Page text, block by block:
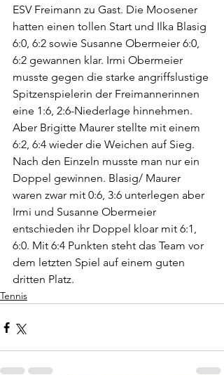
ESV Freimann zu Gast. Die Moosener
hatten einen tollen Start und Ilka Blasig
6:0, 6:2 sowie Susanne Obermeier 6:0,
6:2 gewannen klar. Irmi Obermeier
musste gegen die starke angriffslustige
Spitzenspielerin der Freimannerinnen
eine 1:6, 2:6-Niederlage hinnehmen.
Aber Brigitte Maurer stellte mit einem
6:2, 6:4 wieder die Weichen auf Sieg.
Nach den Einzeln musste man nur ein
Doppel gewinnen. Blasig/ Maurer
waren zwar mit 0:6, 3:6 unterlegen aber
Irmi und Susanne Obermeier
entschieden ihr Doppel kloar mit 6:1,
6:0. Mit 6:4 Punkten steht das Team vor
dem letzten Spiel auf einem guten
dritten Platz.
Tennis